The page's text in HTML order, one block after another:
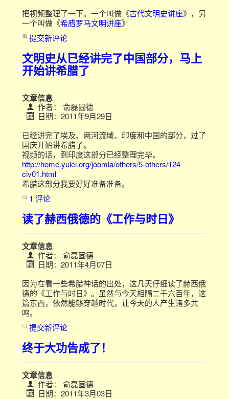
把视频整理了一下。一个叫做《古代文明史讲座》，另
一个叫做《希腊罗马文明讲座》
提交新评论
文明史从已经讲完了中国部分，马上
开始讲希腊了
文章信息
作者： 俞磊固德
日期：2011年9月29日
已经讲完了埃及、两河流域、印度和中国的部分，过了
国庆开始讲希腊了。
视频的话，到印度这部分已经整理完毕。
http://home.yulei.org/joomla/others/5-others/124-
civ01.html
希腊这部分我要好好准备准备。
1 评论
读了赫西俄德的《工作与时日》
文章信息
作者： 俞磊固德
日期：2011年4月07日
因为在看一些希腊神话的出处，这几天仔细读了赫西俄
德的《工作与时日》。虽然与今天相隔二千六百年，这
篇东西，依然能够穿越时代，让今天的人产生诸多共
鸣。
提交新评论
终于大功告成了！
文章信息
作者： 俞磊固德
日期：2011年3月03日